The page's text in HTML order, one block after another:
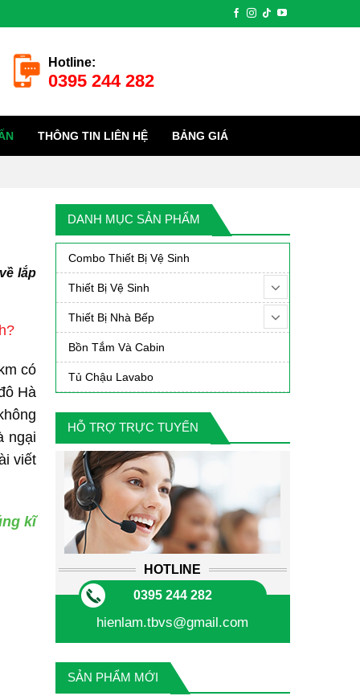
Hotline:
0395 244 282
THÔNG TIN LIÊN HỆ BẢNG GIÁ
lắp
có
Hà
ngại
viết
kĩ
DANH MỤC SẢN PHẨM
Combo Thiết Bị Vệ Sinh
Thiết Bị Vệ Sinh
Thiết Bị Nhà Bếp
Bồn Tắm Và Cabin
Tủ Chậu Lavabo
HỖ TRỢ TRỰC TUYẾN
HOTLINE
0395 244 282
hienlam.tbvs@gmail.com
SẢN PHẨM MỚI